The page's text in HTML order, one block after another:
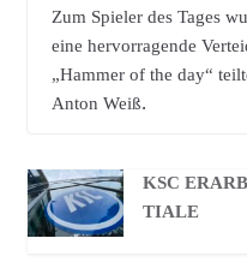
Zum Spieler des Tages
eine hervorragende
„Hammer of the day“
Anton Weiß.
KSC
TIALE